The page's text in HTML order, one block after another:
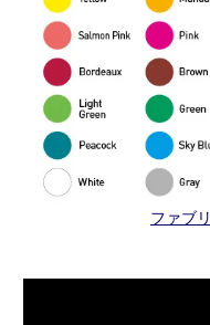
ファブ